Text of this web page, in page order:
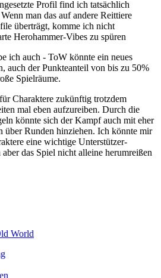
Profil find ich tatsächlich
man das auf andere Reittiere
überträgt, komme ich nicht
Herohammer-Vibes zu spüren
ich auch - ToW könnte ein neues
auch der Punkteanteil von bis zu 50%
Spielräume.
Charaktere zukünftig trotzdem
mal eben aufzureiben. Durch die
könnte sich der Kampf auch mit eher
über Runden hinziehen. Ich könnte mir
eine wichtige Unterstützer-
das Spiel nicht alleine herumreißen
World